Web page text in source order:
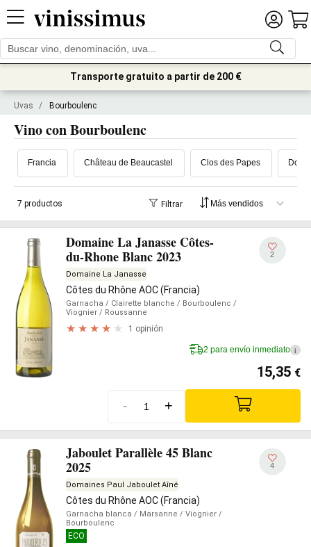
Transporte gratuito a partir de 200 €
Uvas / Bourboulenc
Vino con Bourboulenc
Francia Château de Beaucastel Clos des Papes
7 productos Filtrar
Domaine La Janasse Côtes-
du-Rhone Blanc 2023
Domaine La Janasse
Côtes du Rhône AOC (Francia)
Garnacha / Clairette blanche / Bourboulenc /
Viognier / Roussanne
1 opinión
2
2 para envío inmediato i
15,35 €
- +
Jaboulet Parallèle 45 Blanc
2025
Domaines Paul Jaboulet Aîné
Côtes du Rhône AOC (Francia)
Garnacha blanca / Marsanne / Viognier /
Bourboulenc
ECO
4